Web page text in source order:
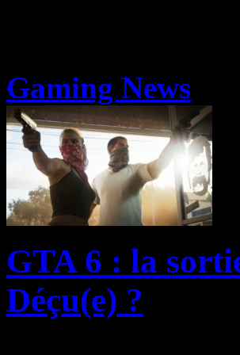
Gaming News
GTA 6 : la
Déçu(e) ?